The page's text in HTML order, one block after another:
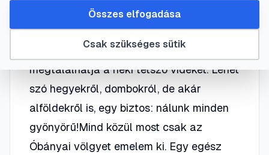
természetföldrajzi adottságairól híres.
Szebbnél szebb tájakat találunk az
egész ország területén. Mindenki
megtalálhatja a neki tetsző vidéket. Lehet
szó hegyekről, dombokról, de akár
alföldekről is, egy biztos: nálunk minden
gyönyörű!Mind közül most csak az
Óbányai völgyet emelem ki. Egy egész
Csak szükséges sütik
Összes elfogadása